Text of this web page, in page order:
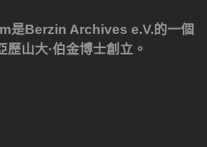
是Berzin Archives e.V.的一個
歷山大·伯金博士創立。